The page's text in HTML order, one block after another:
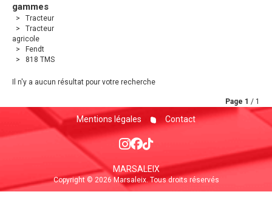
gammes
Tracteur
Tracteur
agricole
Fendt
818 TMS
Il n'y a aucun résultat pour votre recherche
Page 1 / 1
Mentions légales Contact
MARSALEIX
Copyright © 2026 Marsaleix. Tous droits réservés